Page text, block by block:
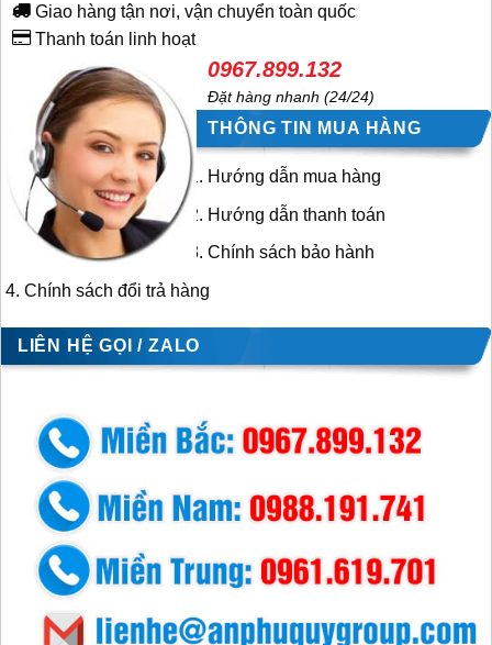
Giao hàng tận nơi, vận chuyển toàn quốc
Thanh toán linh hoạt
0967.899.132
Đặt hàng nhanh (24/24)
THÔNG TIN MUA HÀNG
Hướng dẫn mua hàng
Hướng dẫn thanh toán
Chính sách bảo hành
Chính sách đổi trả hàng
LIÊN HỆ GỌI / ZALO